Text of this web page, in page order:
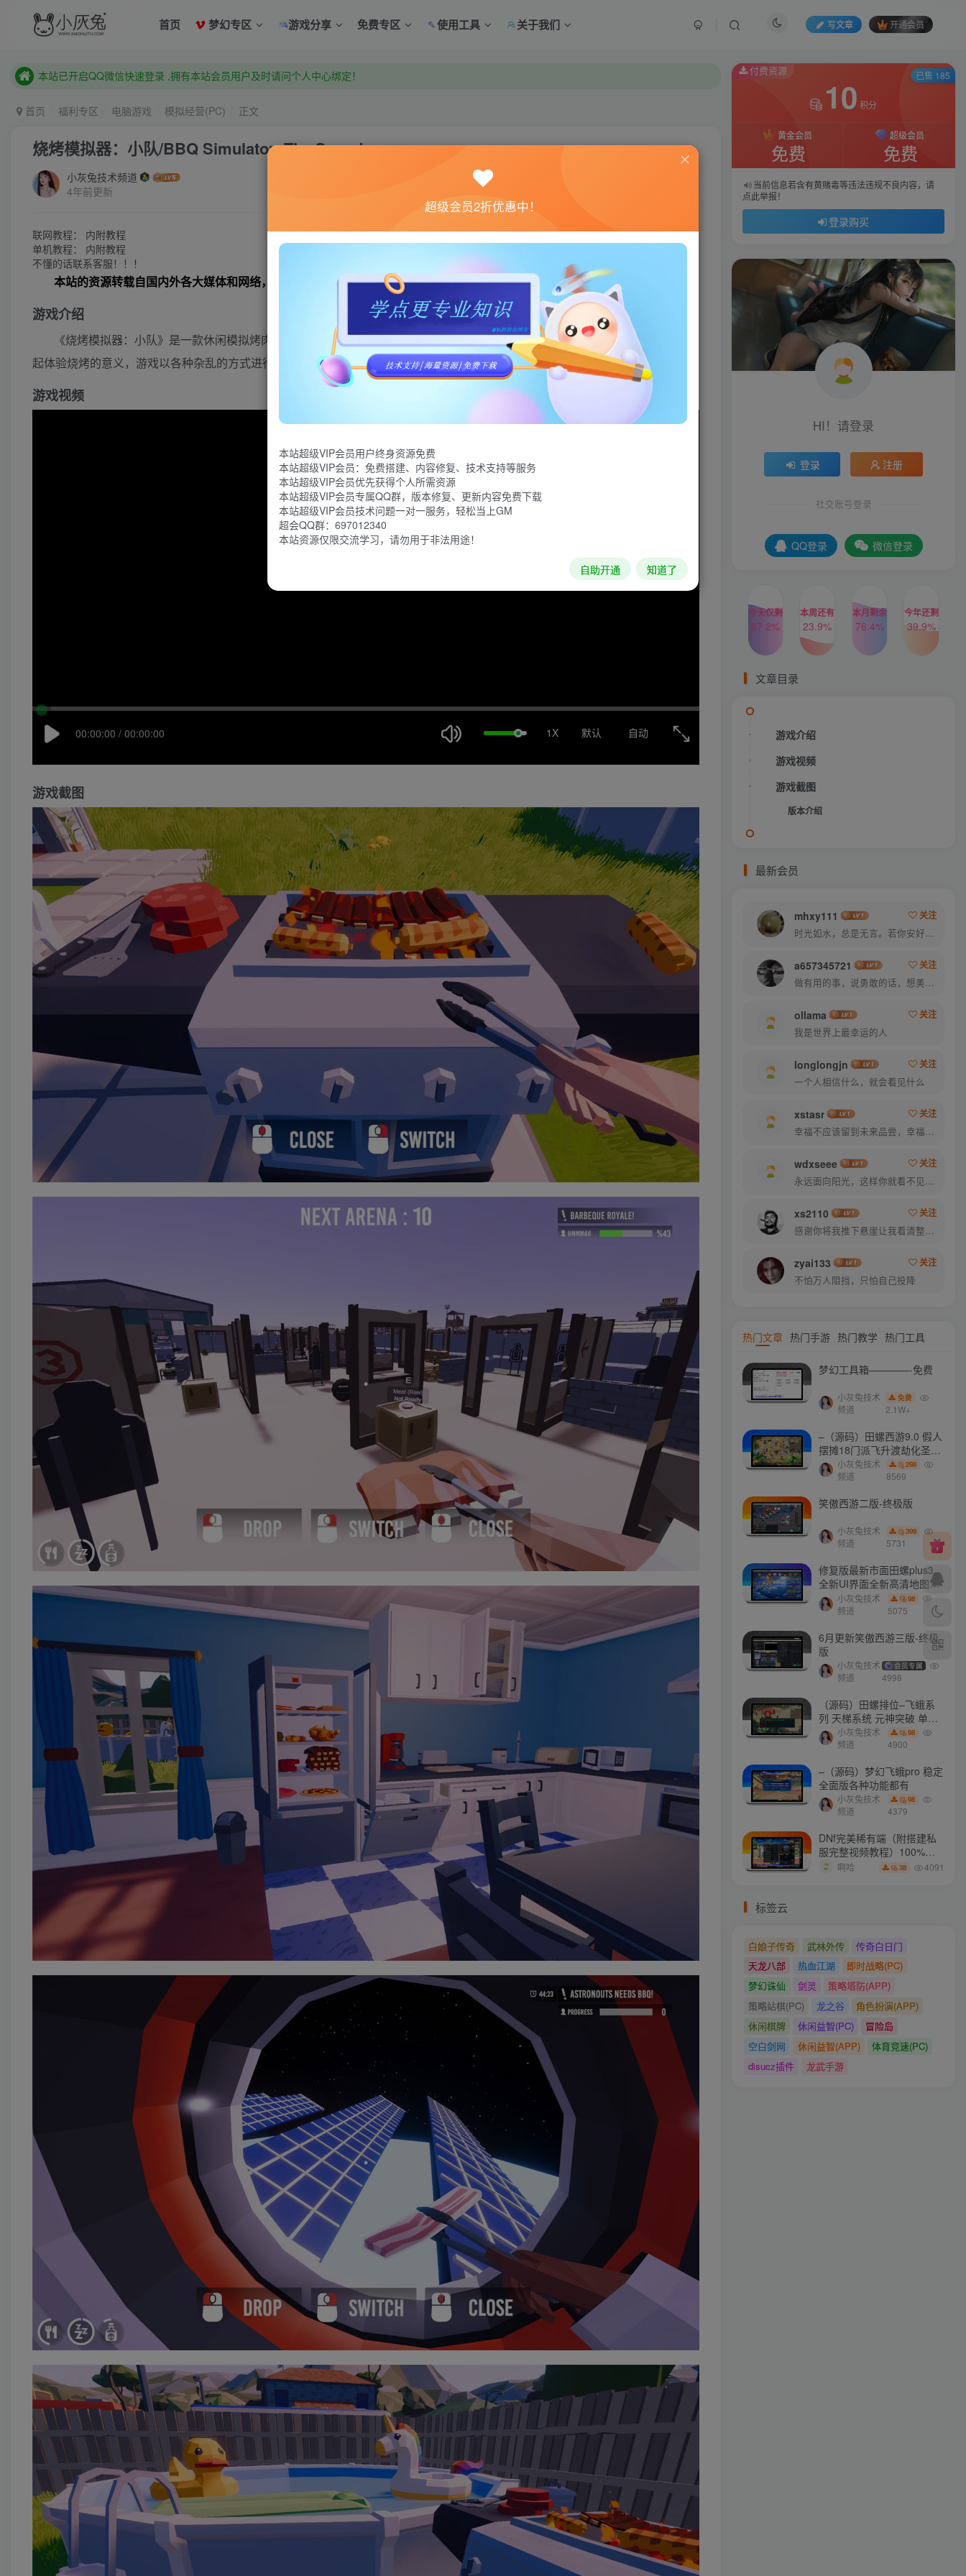
首页 梦幻专区 游戏分享 免费专区 使用工具 关于我们 写文章 开通会员
本站已开启QQ微信快速登录 ,拥有本站会员用户及时请问个人中心绑定！
首页 福利专区 电脑游戏 模拟经营(PC) 正文
烧烤模拟器：小队/BBQ Simulator: The Squad
小灰兔技术频道
4年前更新
联网教程： 内附教程
单机教程： 内附教程
不懂的话联系客服！！！
本站的资源转载自国内外各大媒体和网络，仅供试玩体验。如果您喜欢该游戏内容，请支持正版 →→→正版购买
游戏介绍
《烧烤模拟器：小队》是一款休闲模拟烤肉游戏，在你的朋友因饥饿而昏倒之前，你必须用煮熟的肉喂他们，让你和你的朋友一
起体验烧烤的意义，游戏以各种杂乱的方式进行。
游戏视频
自动
1X 默认
00:00:00 / 00:00:00
游戏截图
付费资源
10 积分
黄金会员
免费
超级会员
免费
当前信息若含有黄赌毒等违法违规不良内容，请
点此举报！
登录购买
已售 185
HI！请登录
登录 注册
社交账号登录
QQ登录 微信登录
今天仅剩
67.2%
本周还有
23.9%
本月剩余
76.4%
今年还剩
39.9%
文章目录
游戏介绍
游戏视频
游戏截图
版本介绍
最新会员
mhxy111
关注
时光如水，总是无言。若你安好，便是晴天
a657345721
关注
做有用的事，说勇敢的话，想美好的事，一生足矣
ollama
关注
我是世界上最幸运的人
longlongjn
关注
一个人相信什么，就会看见什么
xstasr
关注
幸福不应该留到未来品尝，幸福是你专门为当下的自己所准备的
wdxseee
关注
永远面向阳光，这样你就看不见阴影了
xs2110
关注
感谢你将我推下悬崖让我看清整片天空
zyai133
关注
不怕万人阻挡，只怕自己投降
热门文章 热门手游 热门教学 热门工具
梦幻工具箱————-免费
小灰兔技术
频道
免费
2.1W+
–（源码）田螺西游9.0 假人
摆摊18门派飞升渡劫化圣助
战最新BB谛听….
小灰兔技术
频道
298
8569
笑傲西游二版-终极版
小灰兔技术
频道
399
5731
修复版最新市面田螺plus3
全新UI界面全新高清地图18
门派 修复了后门ggeserver
打不开
小灰兔技术
频道
98
5075
6月更新笑傲西游三版-终极
版
小灰兔技术
频道
会员专属
4998
（源码）田螺排位–飞蛾系
列 天梯系统 元神突破 单机
免费 含GM工具
小灰兔技术
频道
98
4900
–（源码）梦幻飞蛾pro 稳定
全面版各种功能都有
小灰兔技术
频道
98
4379
DNf完美稀有端（附搭建私
服完整视频教程）100%可
搭建(附完美端升级补丁)
啊哈 38 4091
标签云
白娘子传奇 武林外传
传奇白日门
天龙八部
热血江湖
即时战略(PC)
梦幻诛仙
剑灵
策略塔防(APP)
策略站棋(PC)
龙之谷
角色扮演(APP)
休闲棋牌
休闲益智(PC)
冒险岛
空白剑网
休闲益智(APP)
体育竞速(PC)
disucz插件
龙武手游
超级会员2折优惠中！
本站超级VIP会员用户终身资源免费
本站超级VIP会员：免费搭建、内容修复、技术支持等服务
本站超级VIP会员优先获得个人所需资源
本站超级VIP会员专属QQ群，版本修复、更新内容免费下载
本站超级VIP会员技术问题一对一服务，轻松当上GM
超会QQ群：697012340
本站资源仅限交流学习，请勿用于非法用途！
自助开通 知道了